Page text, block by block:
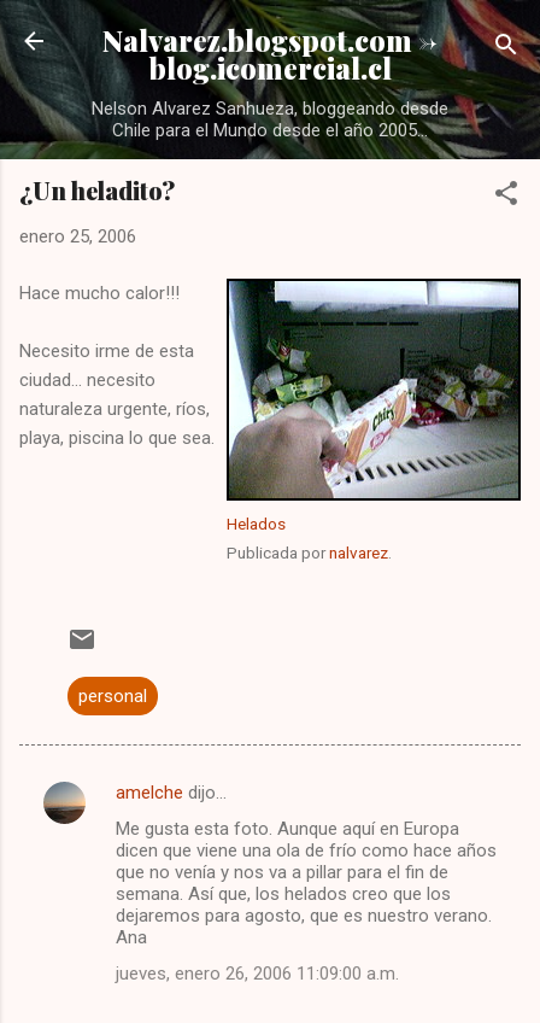
Ir al contenido principal
Nalvarez.blogspot.com ->
blog.icomercial.cl
Nelson Alvarez Sanhueza, bloggeando desde
Chile para el Mundo desde el año 2005...
¿Un heladito?
enero 25, 2006
Helados
Publicada pornalvarez
Hace mucho calor!!!
Necesito irme de esta
ciudad... necesito
naturaleza urgente, ríos,
playa, piscina lo que sea.
personal
C
amelche dijo…
Me gusta esta foto. Aunque aquí en Europa
dicen que viene una ola de frío como hace años
que no venía y nos va a pillar para el fin de
semana. Así que, los helados creo que los
dejaremos para agosto, que es nuestro verano.
Ana
jueves, enero 26, 2006 11:09:00 a.m.